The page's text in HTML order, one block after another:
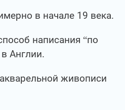
в начале 19 века.
написания “по
Англии.